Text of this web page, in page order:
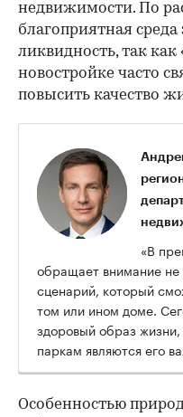
недвижимости. По
благоприятная
ликвидность, так
новостройке часто
повысить качество
«В
обращает внимание не
сценарий, который
том или ином доме.
здоровый образ жизни,
паркам являются его
Особенностью